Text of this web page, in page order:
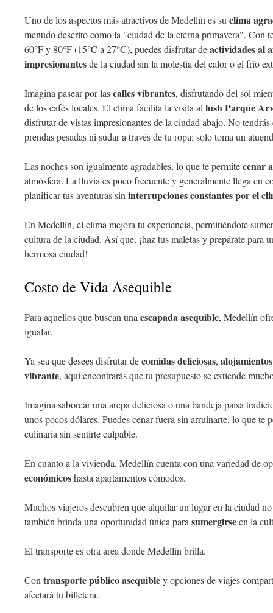
Uno de los aspectos más atractivos de Medellín es su clima
menudo descrito como la "ciudad de la eterna primavera". Con
60°F y 80°F (15°C a 27°C), puedes disfrutar deactividades al
impresionantesde la ciudad sin la molestia del calor o el frío
Imagina pasear por lascalles vibrantes, disfrutando del sol
de los cafés locales. El clima facilita la visita al lush Parque
disfrutar de vistas impresionantes de la ciudad abajo. No
prendas pesadas ni sudar a través de tu ropa; solo toma un
Las noches son igualmente agradables, lo que te permitecenar
atmósfera. La lluvia es poco frecuente y generalmente llega en
planificar tus aventuras sin interrupciones constantes por el
En Medellín, el clima mejora tu experiencia, permitiéndote
cultura de la ciudad. Así que, ¡haz tus maletas y prepárate para
hermosa ciudad!
Costo de Vida Asequible
Para aquellos que buscan una escapada asequible, Medellín
igualar.
Ya sea que desees disfrutar decomidas deliciosas,
vibrante, aquí encontrarás que tu presupuesto se extiende
Imagina saborear una arepa deliciosa o una bandeja paisa
unos pocos dólares. Puedes cenar fuera sin arruinarte, lo que te
culinaria sin sentirte culpable.
En cuanto a la vivienda, Medellín cuenta con una variedad de
económicoshasta apartamentos cómodos.
Muchos viajeros descubren que alquilar un lugar en la ciudad
también brinda una oportunidad única para sumergirseen la
El transporte es otra área donde Medellín brilla.
Con transporte público asequibley opciones de viajes
afectará tu billetera.